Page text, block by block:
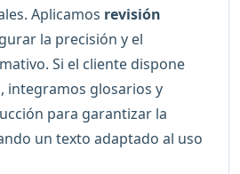
Aplicamos revisión
la precisión y el
Si el cliente dispone
integramos glosarios y
para garantizar la
un texto adaptado al uso